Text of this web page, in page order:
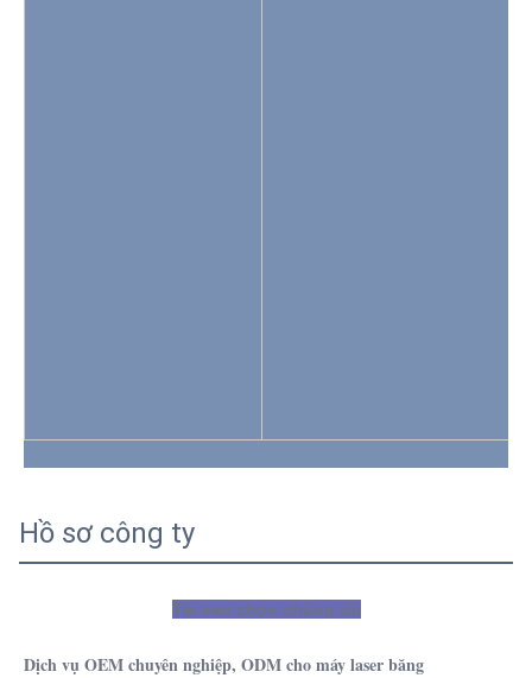
Hồ sơ công ty
Tại sao chọn chúng tôi
Dịch vụ OEM chuyên nghiệp, ODM cho máy laser băng